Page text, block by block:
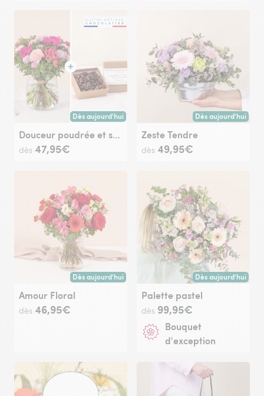
Dès aujourd'hui
Livraison dès aujourd'hui (pour toute commande passée
Douceur poudrée et ses amandes au chocolat
dès 47,95€
Dès aujourd'hui
Livraison dès
Zeste Tendre
dès 49,95€
Dès aujourd'hui
Livraison dès aujourd'hui (pour toute commande passée
Amour Floral
dès 46,95€
Dès aujourd'hui
Livraison dès
Palette pastel
dès 99,95€
Bouquet
d'exception